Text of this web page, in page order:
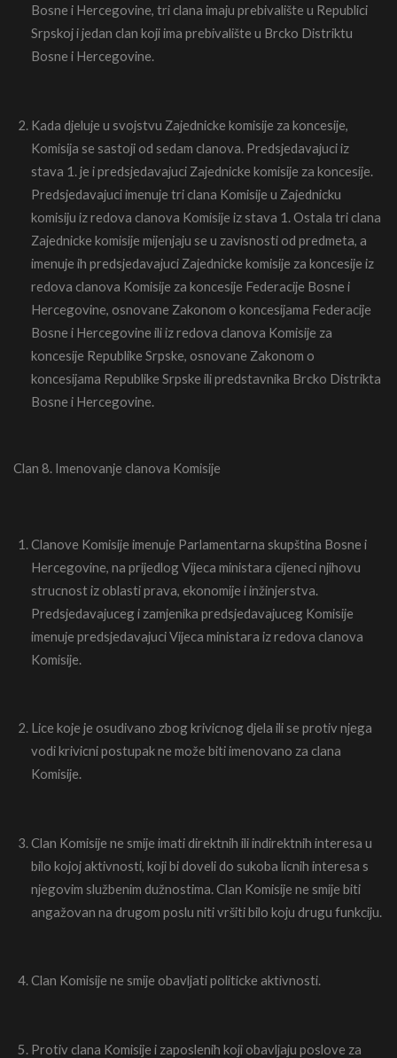
Bosne i Hercegovine, tri clana imaju prebivalište u Republici
Srpskoj i jedan clan koji ima prebivalište u Brcko Distriktu
Bosne i Hercegovine.
Kada djeluje u svojstvu Zajednicke komisije za koncesije,
Komisija se sastoji od sedam clanova. Predsjedavajuci iz
stava 1. je i predsjedavajuci Zajednicke komisije za koncesije.
Predsjedavajuci imenuje tri clana Komisije u Zajednicku
komisiju iz redova clanova Komisije iz stava 1. Ostala tri clana
Zajednicke komisije mijenjaju se u zavisnosti od predmeta, a
imenuje ih predsjedavajuci Zajednicke komisije za koncesije iz
redova clanova Komisije za koncesije Federacije Bosne i
Hercegovine, osnovane Zakonom o koncesijama Federacije
Bosne i Hercegovine ili iz redova clanova Komisije za
koncesije Republike Srpske, osnovane Zakonom o
koncesijama Republike Srpske ili predstavnika Brcko Distrikta
Bosne i Hercegovine.
Clan 8. Imenovanje clanova Komisije
Clanove Komisije imenuje Parlamentarna skupština Bosne i
Hercegovine, na prijedlog Vijeca ministara cijeneci njihovu
strucnost iz oblasti prava, ekonomije i inžinjerstva.
Predsjedavajuceg i zamjenika predsjedavajuceg Komisije
imenuje predsjedavajuci Vijeca ministara iz redova clanova
Komisije.
Lice koje je osudivano zbog krivicnog djela ili se protiv njega
vodi krivicni postupak ne može biti imenovano za clana
Komisije.
Clan Komisije ne smije imati direktnih ili indirektnih interesa u
bilo kojoj aktivnosti, koji bi doveli do sukoba licnih interesa s
njegovim službenim dužnostima. Clan Komisije ne smije biti
angažovan na drugom poslu niti vršiti bilo koju drugu funkciju.
Clan Komisije ne smije obavljati politicke aktivnosti.
Protiv clana Komisije i zaposlenih koji obavljaju poslove za